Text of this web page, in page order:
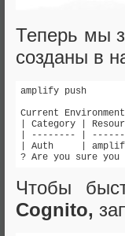
Теперь мы
созданы в
amplify push
Current
| Category |
| -------- |
| Auth     |
? Are you sure you
Чтобы
Cognito,